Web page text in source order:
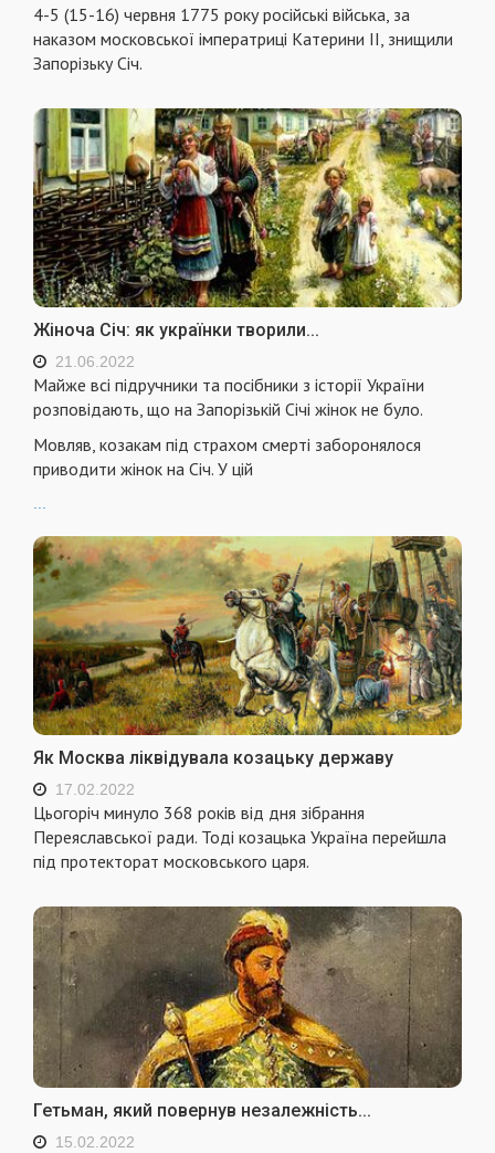
4-5 (15-16) червня 1775 року російські війська, за
наказом московської імператриці Катерини ІІ, знищили
Запорізьку Січ.
Жіноча Січ: як українки творили...
21.06.2022
Майже всі підручники та посібники з історії України
розповідають, що на Запорізькій Січі жінок не було.
Мовляв, козакам під страхом смерті заборонялося
приводити жінок на Січ. У цій
Як Москва ліквідувала козацьку державу
17.02.2022
Цьогоріч минуло 368 років від дня зібрання
Переяславської ради. Тоді козацька Україна перейшла
під протекторат московського царя.
Гетьман, який повернув незалежність...
15.02.2022